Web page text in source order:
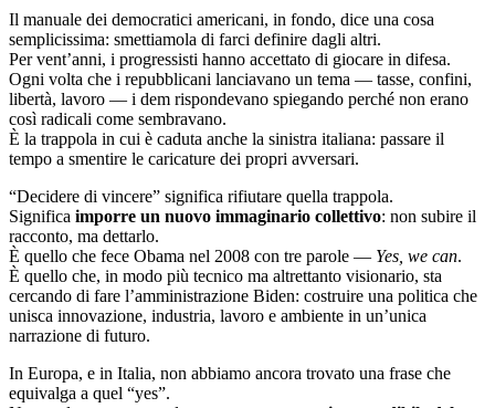
Il manuale dei democratici americani, in fondo, dice una cosa
semplicissima: smettiamola di farci definire dagli altri.
Per vent’anni, i progressisti hanno accettato di giocare in difesa.
Ogni volta che i repubblicani lanciavano un tema — tasse, confini,
libertà, lavoro — i dem rispondevano spiegando perché non erano
così radicali come sembravano.
È la trappola in cui è caduta anche la sinistra italiana: passare il
tempo a smentire le caricature dei propri avversari.
“Decidere di vincere” significa rifiutare quella trappola.
Significa imporre un nuovo immaginario collettivo: non subire il
racconto, ma dettarlo.
È quello che fece Obama nel 2008 con tre parole — Yes, we can.
È quello che, in modo più tecnico ma altrettanto visionario, sta
cercando di fare l’amministrazione Biden: costruire una politica che
unisca innovazione, industria, lavoro e ambiente in un’unica
narrazione di futuro.
In Europa, e in Italia, non abbiamo ancora trovato una frase che
equivalga a quel “yes”.